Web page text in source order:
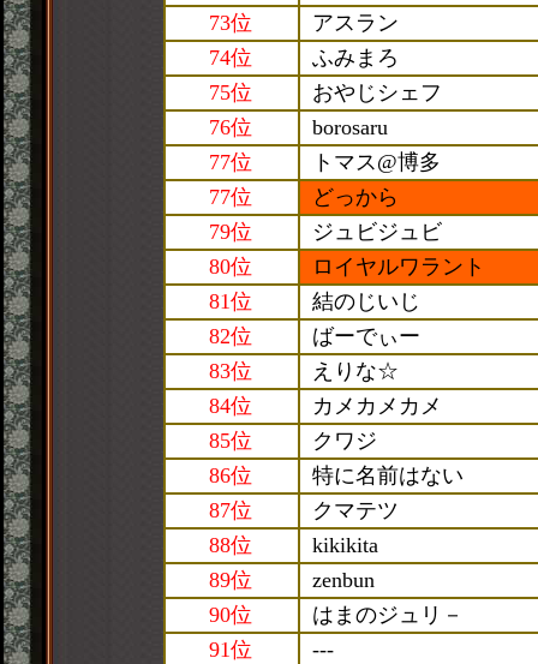
73位
アスラン
74位
ふみまろ
75位
おやじシェフ
76位
borosaru
77位
トマス@博多
77位
どっから
79位
ジュビジュビ
80位
ロイヤルワラント
81位
結のじいじ
82位
ばーでぃー
83位
えりな☆
84位
カメカメカメ
85位
クワジ
86位
特に名前はない
87位
クマテツ
88位
kikikita
89位
zenbun
90位
はまのジュリ－
91位
---